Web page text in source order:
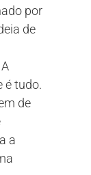
por
de
A
é tudo.
de
a